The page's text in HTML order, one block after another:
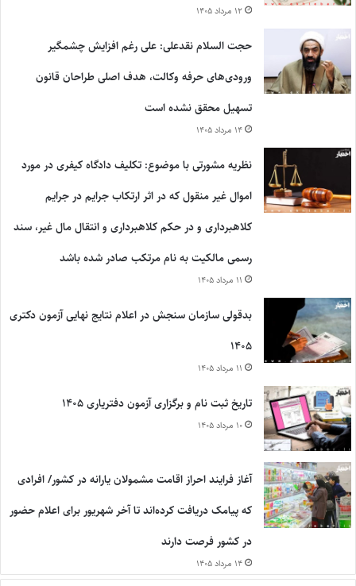
۱۲ مرداد ۱۴۰۵
حجت السلام نقدعلی: علی رغم افزایش چشمگیر
ورودی‌های حرفه وکالت، هدف اصلی طراحان قانون
تسهیل محقق نشده است
۱۴ مرداد ۱۴۰۵
نظریه مشورتی با موضوع: تکلیف دادگاه کیفری در مورد
اموال غیر منقول که در اثر ارتکاب جرایم در جرایم
کلاهبرداری و در حکم کلاهبرداری و انتقال مال غیر، سند
رسمی مالکیت به نام مرتکب صادر شده باشد
۱۱ مرداد ۱۴۰۵
بدقولی سازمان سنجش در اعلام نتایج نهایی آزمون دکتری
۱۴۰۵
۱۱ مرداد ۱۴۰۵
تاریخ ثبت نام و برگزاری آزمون دفتریاری ۱۴۰۵
۱۰ مرداد ۱۴۰۵
آغاز فرایند احراز اقامت مشمولان یارانه در کشور/ افرادی
که پیامک دریافت کرده‌اند تا آخر شهریور برای اعلام حضور
در کشور فرصت دارند
۱۴ مرداد ۱۴۰۵